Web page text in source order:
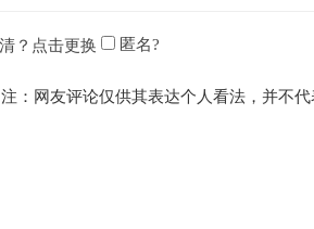
匿名?
注：网友评论仅供其表达个人看法，并不